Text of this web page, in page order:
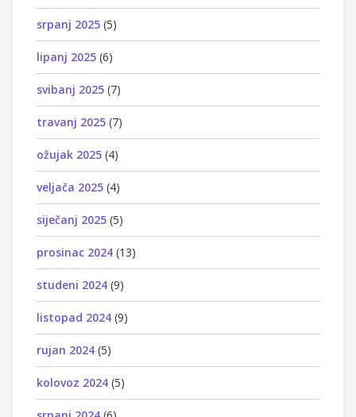
srpanj 2025 (5)
lipanj 2025 (6)
svibanj 2025 (7)
travanj 2025 (7)
ožujak 2025 (4)
veljača 2025 (4)
siječanj 2025 (5)
prosinac 2024 (13)
studeni 2024 (9)
listopad 2024 (9)
rujan 2024 (5)
kolovoz 2024 (5)